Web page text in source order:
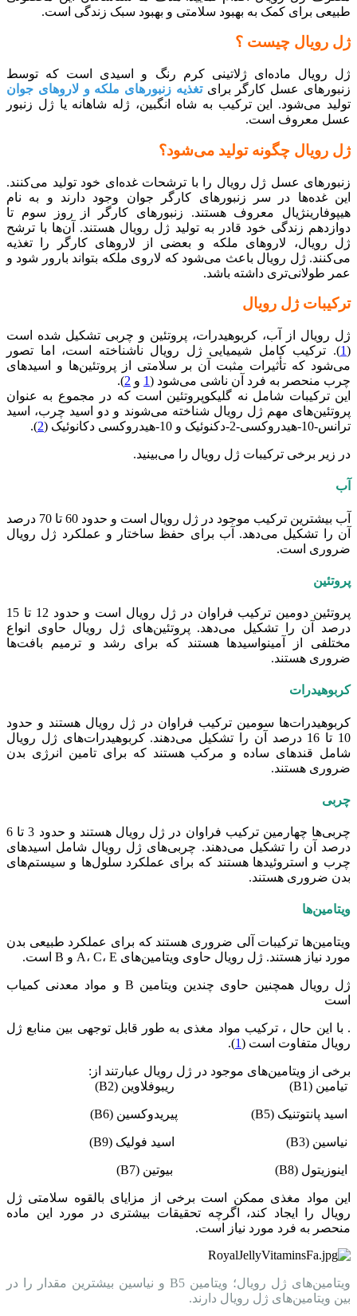
طبیعی برای کمک به بهبود سلامتی و بهبود سبک زندگی است.
ژل رویال چیست ؟
ژل رویال ماده‌ای ژلاتینی کرم رنگ و اسیدی است که توسط
زنبورهای عسل کارگر برایتغذیه زنبورهای ملکه و لاروهای جوان
تولید می‌شود. این ترکیب به شاه انگبین، ژله شاهانه یا ژل زنبور
عسل معروف است.
ژل رویال چگونه تولید می‌شود؟
زنبورهای عسل ژل رویال را با ترشحات غده‌ای خود تولید می‌کنند.
این غده‌ها در سر زنبورهای کارگر جوان وجود دارند و به نام
هیپوفارینژیال معروف هستند. زنبورهای کارگر از روز سوم تا
دوازدهم زندگی خود قادر به تولید ژل رویال هستند. آن‌ها با ترشح
ژل رویال، لاروهای ملکه و بعضی از لاروهای کارگر را تغذیه
می‌کنند. ژل رویال باعث می‌شود که لاروی ملکه بتواند بارور شود و
عمر طولانی‌تری داشته باشد.
ترکیبات ژل رویال
ژل رویال از آب، کربوهیدرات، پروتئین و چربی تشکیل شده است
(
1). ترکیب کامل شیمیایی ژل رویال ناشناخته است، اما تصور
می‌شود که تأثیرات مثبت آن بر سلامتی از پروتئین‌ها و اسیدهای
چرب منحصر به فرد آن ناشی می‌شود (1 و 2
).
این ترکیبات شامل نه گلیکوپروتئین است که در مجموع به عنوان
پروتئین‌های مهم ژل رویال شناخته می‌شوند و دو اسید چرب، اسید
ترانس-10-هیدروکسی-2-دکنوئیک و 10-هیدروکسی دکانوئیک (
2
).
در زیر برخی ترکیبات ژل رویال را می‌بینید.
آب
آب بیشترین ترکیب موجود در ژل رویال است و حدود 60 تا 70 درصد
آن را تشکیل می‌دهد. آب برای حفظ ساختار و عملکرد ژل رویال
ضروری است.
پروتئین
پروتئین دومین ترکیب فراوان در ژل رویال است و حدود 12 تا 15
درصد آن را تشکیل می‌دهد. پروتئین‌های ژل رویال حاوی انواع
مختلفی از آمینواسیدها هستند که برای رشد و ترمیم بافت‌ها
ضروری هستند.
کربوهیدرات
کربوهیدرات‌ها سومین ترکیب فراوان در ژل رویال هستند و حدود
10 تا 16 درصد آن را تشکیل می‌دهند. کربوهیدرات‌های ژل رویال
شامل قندهای ساده و مرکب هستند که برای تامین انرژی بدن
ضروری هستند.
چربی
چربی‌ها چهارمین ترکیب فراوان در ژل رویال هستند و حدود 3 تا 6
درصد آن را تشکیل می‌دهند. چربی‌های ژل رویال شامل اسیدهای
چرب و استروئید‌ها هستند که برای عملکرد سلول‌ها و سیستم‌های
بدن ضروری هستند.
ویتامین‌ها
ویتامین‌ها ترکیبات آلی ضروری هستند که برای عملکرد طبیعی بدن
مورد نیاز هستند. ژل رویال حاوی ویتامین‌های A، C، E و B است.
ژل رویال همچنین حاوی چندین ویتامین B و مواد معدنی کمیاب
است
. با این حال ، ترکیب مواد مغذی به طور قابل توجهی بین منابع ژل
رویال متفاوت است (1
).
برخی از ویتامین‌های موجود در ژل رویال عبارتند از:
تیامین (B1)
ریبوفلاوین (B2)
اسید پانتوتنیک (B5) پیریدوکسین (B6)
نیاسین (B3) اسید فولیک (B9)
اینوزیتول (B8) بیوتین (B7)
این مواد مغذی ممکن است برخی از مزایای بالقوه سلامتی ژل
رویال را ایجاد کند، اگرچه تحقیقات بیشتری در مورد این ماده
منحصر به فرد مورد نیاز است.
ویتامین‌های ژل رویال؛ ویتامین B5 و نیاسین بیشترین مقدار را در
بین ویتامین‌های ژل رویال دارند.